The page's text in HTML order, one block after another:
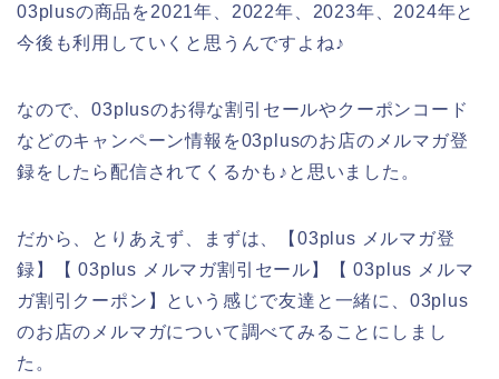
03plusの商品を2021年、2022年、2023年、2024年と
今後も利用していくと思うんですよね♪
なので、03plusのお得な割引セールやクーポンコード
などのキャンペーン情報を03plusのお店のメルマガ登
録をしたら配信されてくるかも♪と思いました。
だから、とりあえず、まずは、【03plus メルマガ登
録】【 03plus メルマガ割引セール】【 03plus メルマ
ガ割引クーポン】という感じで友達と一緒に、03plus
のお店のメルマガについて調べてみることにしまし
た。